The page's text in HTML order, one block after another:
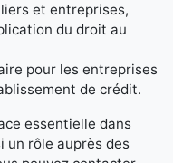
et entreprises,
du droit au
pour les entreprises
de crédit.
essentielle dans
un rôle auprès des